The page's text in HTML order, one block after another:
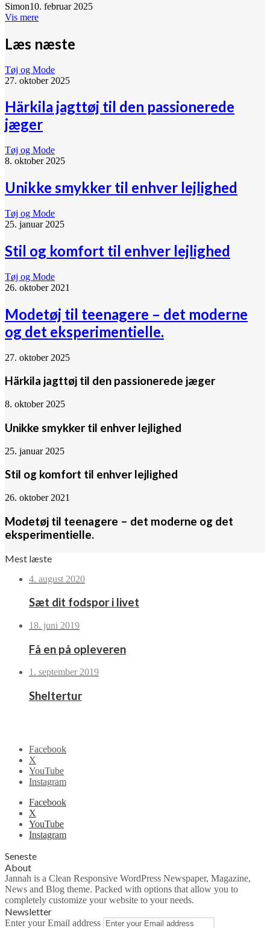
Simon10. februar 2025
Vis mere
Læs næste
Tøj og Mode
27. oktober 2025
Härkila jagttøj til den passionerede
jæger
Tøj og Mode
8. oktober 2025
Unikke smykker til enhver lejlighed
Tøj og Mode
25. januar 2025
Stil og komfort til enhver lejlighed
Tøj og Mode
26. oktober 2021
Modetøj til teenagere – det moderne
og det eksperimentielle.
27. oktober 2025
Härkila jagttøj til den passionerede jæger
8. oktober 2025
Unikke smykker til enhver lejlighed
25. januar 2025
Stil og komfort til enhver lejlighed
26. oktober 2021
Modetøj til teenagere – det moderne og det
eksperimentielle.
Mest læste
4. august 2020
Sæt dit fodspor i livet
18. juni 2019
Få en på opleveren
1. september 2019
Sheltertur
Facebook
X
YouTube
Instagram
Facebook
X
YouTube
Instagram
Seneste
About
Jannah is a Clean Responsive WordPress Newspaper, Magazine,
News and Blog theme. Packed with options that allow you to
completely customize your website to your needs.
Newsletter
Enter your Email address